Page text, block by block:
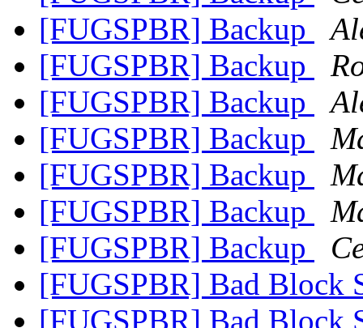
[FUGSPBR] Backup
[FUGSPBR] Backup
[FUGSPBR] Backup
[FUGSPBR] Backup
[FUGSPBR] Backup
[FUGSPBR] Backup
[FUGSPBR] Backup
[FUGSPBR] Bad Block
[FUGSPBR] Bad Block